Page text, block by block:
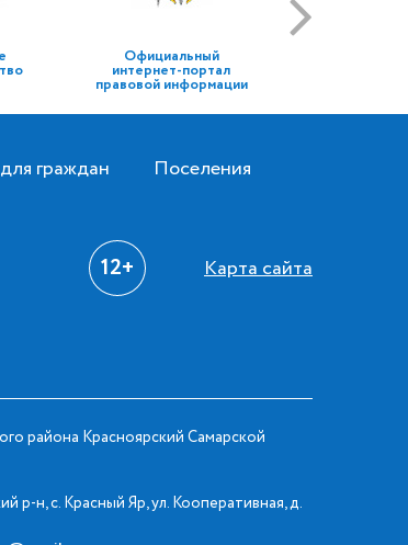
Официальный
интернет-портал
правовой информации
граждан Поселения
12+ Карта сайта
района Красноярский Самарской
р-н, с. Красный Яр, ул. Кооперативная, д.